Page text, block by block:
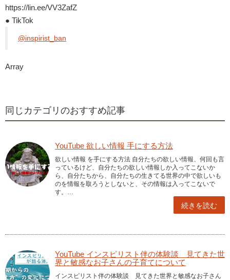
https://lin.ee/VV3ZafZ
● TikTok
@inspirist_ban
Array
同じカテゴリのおすすめ記事
YouTube 欲しい情報 手にする方法
欲しい情報 を手にする方法 自分たちの欲しい情報、何回も言
っているけど、自分たちの欲しい情報しか入ってこないか
ら、自分たちから、自分たちの生きてる世界の中で欲しいも
のを情報を取ろうとしないと、その情報は入ってこないで
す。…
続きを読む
YouTube インスピリスト伴の体験談 見てきた世
界と敏感なお子さんの子育てについて
インスピリスト伴の体験談 見てきた世界と敏感なお子さん